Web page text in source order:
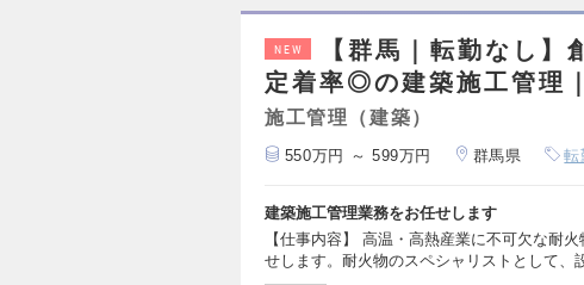
NEW
【群馬｜転勤なし
定着率◎の建築施工管理
施工管理（建築）
550万円 ～ 599万円 群馬県 転
建築施工管理業務をお任せします
【仕事内容】 高温・高熱産業に不可欠な耐
せします。耐火物のスペシャリストとして、